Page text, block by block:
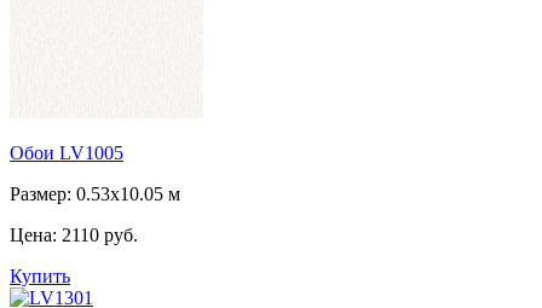
Обои LV1005
Размер: 0.53x10.05 м
Цена: 2110 руб.
Купить